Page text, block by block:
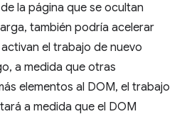
la página que se ocultan
también podría acelerar
el trabajo de nuevo
a medida que otras
elementos al DOM, el trabajo
a medida que el DOM